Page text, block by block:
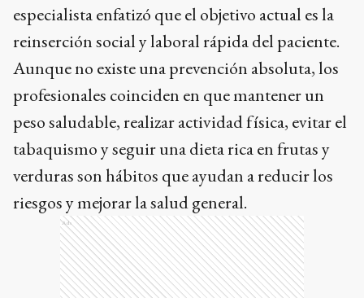
especialista enfatizó que el objetivo actual es la
reinserción social y laboral rápida del paciente.
Aunque no existe una prevención absoluta, los
profesionales coinciden en que mantener un
peso saludable, realizar actividad física, evitar el
tabaquismo y seguir una dieta rica en frutas y
verduras son hábitos que ayudan a reducir los
riesgos y mejorar la salud general.
Ads